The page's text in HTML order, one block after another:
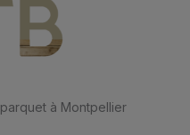
à Montpellier